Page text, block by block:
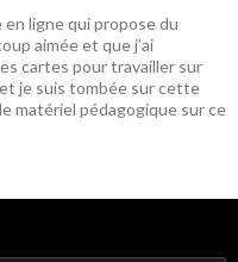
en ligne qui propose du
aimée et que j’ai
cartes pour travailler sur
je suis tombée sur cette
matériel pédagogique sur ce